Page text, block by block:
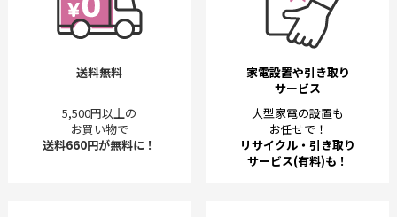
送料無料
5,500円以上の
お買い物で
送料660円が無料に！
家電設置や引き取り
サービス
大型家電の設置も
お任せで！
リサイクル・引き取り
サービス(有料)も！